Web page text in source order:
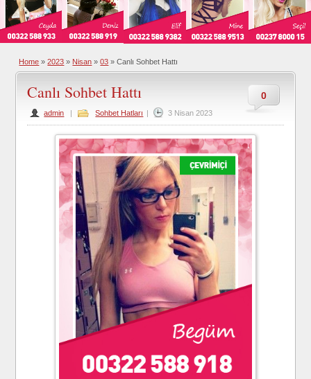
Home » 2023 » Nisan » 03 » Canlı Sohbet Hattı
0
Canlı Sohbet Hattı
admin | Sohbet Hatları | 3 Nisan 2023